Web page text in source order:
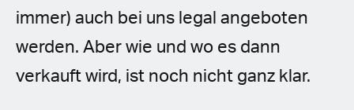
Czech
Polish
immer) auch bei uns legal angeboten
werden. Aber wie und wo es dann
verkauft wird, ist noch nicht ganz klar.